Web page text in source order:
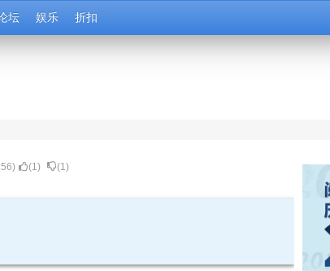
坛 娱乐 折扣
) (1) (1)